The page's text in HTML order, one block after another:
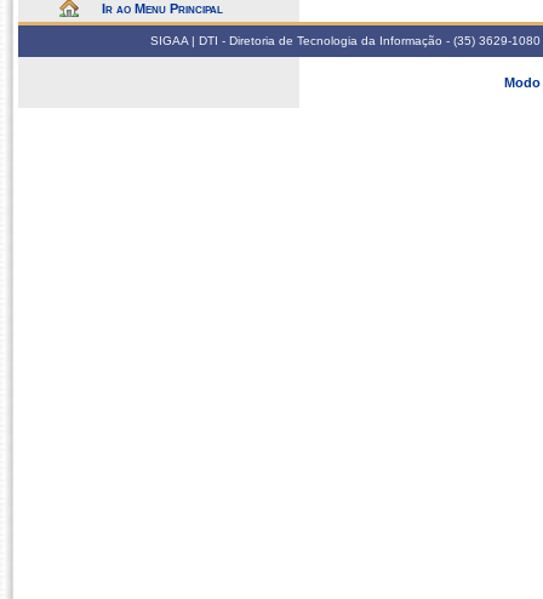
Ir ao Menu Principal
SIGAA | DTI - Diretoria de Tecnologia da Informação - (35) 3629-
Modo